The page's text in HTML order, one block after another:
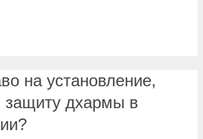
на установление,
защиту дхармы в